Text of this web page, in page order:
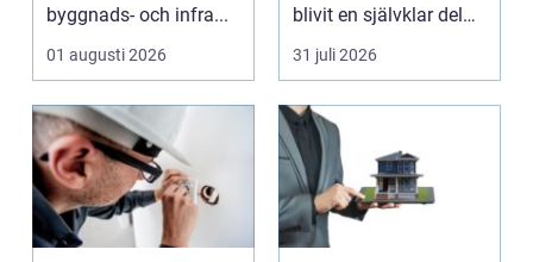
byggnads- och infra...
01 augusti 2026
blivit en självklar del
av en modern
fastighet...
31 juli 2026